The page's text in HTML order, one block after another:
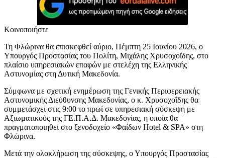
Κοινοποιήστε
Τη Φλώρινα θα επισκεφθεί αύριο, Πέμπτη 25 Ιουνίου 2026, ο
Υπουργός Προστασίας του Πολίτη, Μιχάλης Χρυσοχοΐδης, στο
πλαίσιο υπηρεσιακών επαφών με στελέχη της Ελληνικής
Αστυνομίας στη Δυτική Μακεδονία.
Σύμφωνα με σχετική ενημέρωση της Γενικής Περιφερειακής
Αστυνομικής Διεύθυνσης Μακεδονίας, ο κ. Χρυσοχοΐδης θα
συμμετάσχει στις 9:00 το πρωί σε υπηρεσιακή σύσκεψη με
Αξιωματικούς της ΓΕ.Π.Α.Δ. Μακεδονίας, η οποία θα
πραγματοποιηθεί στο ξενοδοχείο «Φαίδων Hotel & SPA» στη
Φλώρινα.
Μετά την ολοκλήρωση της σύσκεψης, ο Υπουργός Προστασίας